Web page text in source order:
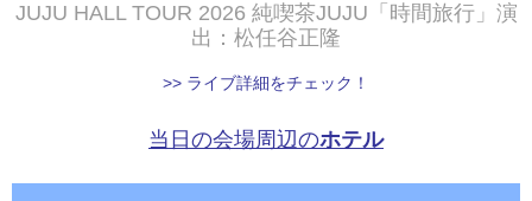
JUJU HALL TOUR 2026 純喫茶JUJU「時間旅行」演
出：松任谷正隆
>> ライブ詳細をチェック！
当日の会場周辺のホテル